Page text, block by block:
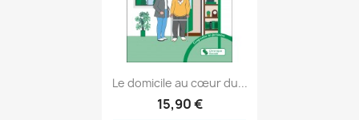
Aperçu rapide
Le domicile au cœur du...
15,90 €